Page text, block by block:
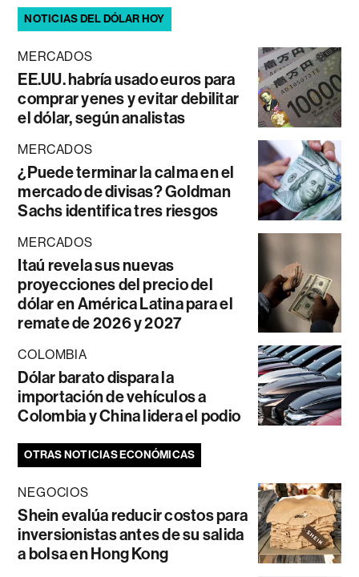
NOTICIAS DEL DÓLAR HOY
MERCADOS
EE.UU. habría usado euros para
comprar yenes y evitar debilitar
el dólar, según analistas
MERCADOS
¿Puede terminar la calma en el
mercado de divisas? Goldman
Sachs identifica tres riesgos
MERCADOS
Itaú revela sus nuevas
proyecciones del precio del
dólar en América Latina para el
remate de 2026 y 2027
COLOMBIA
Dólar barato dispara la
importación de vehículos a
Colombia y China lidera el podio
OTRAS NOTICIAS ECONÓMICAS
NEGOCIOS
Shein evalúa reducir costos para
inversionistas antes de su salida
a bolsa en Hong Kong